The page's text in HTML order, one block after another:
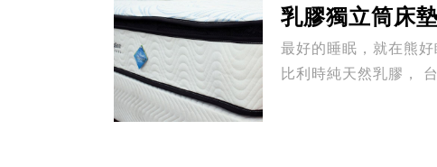
乳膠獨立筒床
最好的睡眠，就在熊好眠床墊。 熊好眠床墊致力於提供客戶最完整以及最舒
比利時純天然乳膠， 台